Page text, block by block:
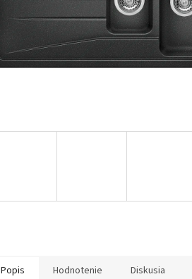
Popis Hodnotenie Diskusia